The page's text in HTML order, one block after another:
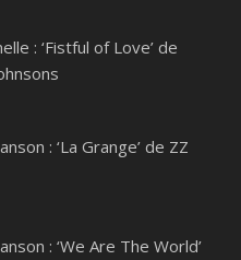
: ‘Fistful of Love’ de
: ‘La Grange’ de ZZ
: ‘We Are The World’